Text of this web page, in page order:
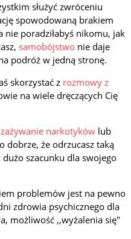
służyć zwróceniu
spowodowaną brakiem
nie poradziłabyś nikomu, jak
samobójstwo nie daje
podróż w jedną stronę.
skorzystać z rozmowy z
na wiele dręczących Cię
zażywanie narkotyków lub
dobrze, że odrzucasz taką
szacunku dla swojego
problemów jest na pewno
zdrowia psychicznego dla
możliwość ,,wyżalenia się"